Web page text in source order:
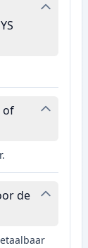
of
de